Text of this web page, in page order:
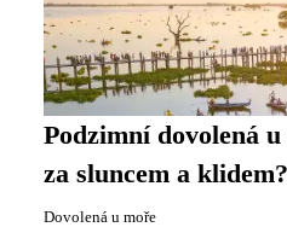
Podzimní dovolená
za sluncem a klidem?
Dovolená u moře